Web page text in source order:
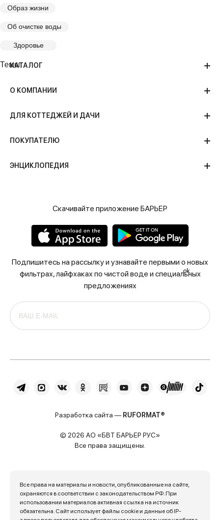
Образ жизни
Об очистке воды
Здоровье
Темы:
КАТАЛОГ
О КОМПАНИИ
ДЛЯ КОТТЕДЖЕЙ И ДАЧИ
ПОКУПАТЕЛЮ
ЭНЦИКЛОПЕДИЯ
Скачивайте приложение БАРЬЕР
Подпишитесь на рассылку и узнавайте первыми о новых
фильтрах, лайфхаках по чистой воде и специальных
предложениях
ok
Разработка сайта — RUFORMAT®
© 2026 АО «БВТ БАРЬЕР РУС»
Все права защищены.
Все права на материалы и новости, опубликованные на сайте,
охраняются в соответствии с законодательством РФ. При
использовании материалов активная ссылка на источник
обязательна. Сайт использует файлы cookie и данные об IP-